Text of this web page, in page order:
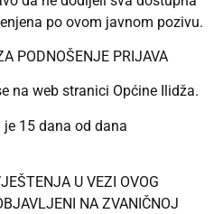
po ovom javnom pozivu.
PODNOŠENJE PRIJAVA
na web stranici Općine Ilidža.
15 dana od dana
U VEZI OVOG
NA ZVANIČNOJ